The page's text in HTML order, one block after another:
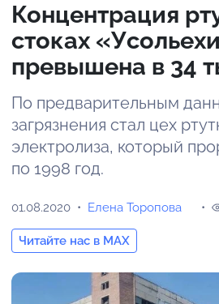
Концентрация
стоках
превышена в 34
По предварительным
загрязнения стал цех
электролиза, который
по 1998 год.
01.08.2020 Елена Торопова
Читайте нас в MAX